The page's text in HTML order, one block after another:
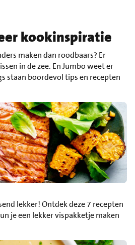
kookinspiratie
maken dan roodbaars? Er
in de zee. En Jumbo weet er
staan boordevol tips en recepten
lekker! Ontdek deze 7 recepten
je een lekker vispakketje maken